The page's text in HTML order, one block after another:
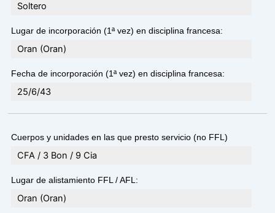
Soltero
Lugar de incorporación (1ª vez) en disciplina francesa:
Oran (Oran)
Fecha de incorporación (1ª vez) en disciplina francesa:
25/6/43
Cuerpos y unidades en las que presto servicio (no FFL)
CFA / 3 Bon / 9 Cia
Lugar de alistamiento FFL / AFL:
Oran (Oran)